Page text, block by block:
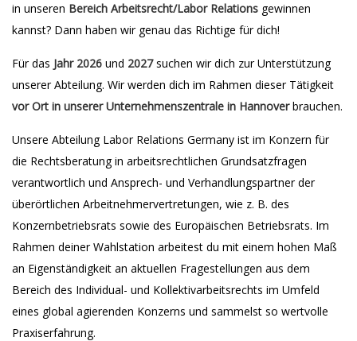
in unseren Bereich Arbeitsrecht/Labor Relations gewinnen
kannst? Dann haben wir genau das Richtige für dich!
Für das Jahr 2026 und 2027suchen wir dich zur Unterstützung
unserer Abteilung. Wir werden dich im Rahmen dieser Tätigkeit
vor Ort in unserer Unternehmenszentrale in Hannoverbrauchen.
Unsere Abteilung Labor Relations Germany ist im Konzern für
die Rechtsberatung in arbeitsrechtlichen Grundsatzfragen
verantwortlich und Ansprech- und Verhandlungspartner der
überörtlichen Arbeitnehmervertretungen, wie z. B. des
Konzernbetriebsrats sowie des Europäischen Betriebsrats. Im
Rahmen deiner Wahlstation arbeitest du mit einem hohen Maß
an Eigenständigkeit an aktuellen Fragestellungen aus dem
Bereich des Individual- und Kollektivarbeitsrechts im Umfeld
eines global agierenden Konzerns und sammelst so wertvolle
Praxiserfahrung.